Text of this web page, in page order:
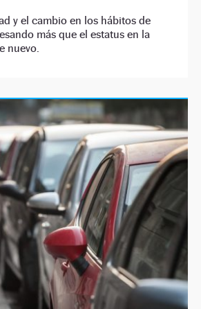
y el cambio en los hábitos de
más que el estatus en la
nuevo.